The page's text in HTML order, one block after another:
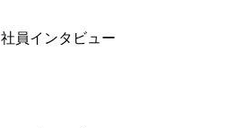
社員インタビュー